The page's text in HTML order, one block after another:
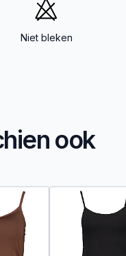
Niet bleken
ook